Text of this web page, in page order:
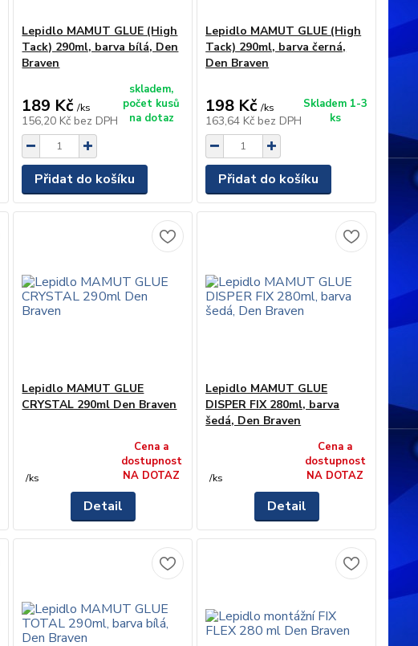
Lepidlo MAMUT GLUE (High
Tack) 290ml, barva bílá, Den
Braven
189 Kč /ks
156,20 Kč bez DPH
skladem,
počet kusů
na dotaz
Přidat do košíku
Lepidlo MAMUT GLUE (High
Tack) 290ml, barva černá,
Den Braven
198 Kč /ks
163,64 Kč bez DPH
Skladem 1-3
ks
Přidat do košíku
Lepidlo MAMUT GLUE
CRYSTAL 290ml Den Braven
/ks
Cena a
dostupnost
NA DOTAZ
Detail
Lepidlo MAMUT GLUE
DISPER FIX 280ml, barva
šedá, Den Braven
/ks
Cena a
dostupnost
NA DOTAZ
Detail